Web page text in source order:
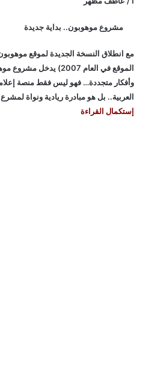
مشروع موهوبون.. بداية جديدة
مع انطلاق النسخة الجديدة لموقع
الموقع في العام 2007)
وأفكار متجددة… فهو ليس فقط منصة
العربية.. بل هو مبادرة ريادية ونواة
إستكمال القراءة